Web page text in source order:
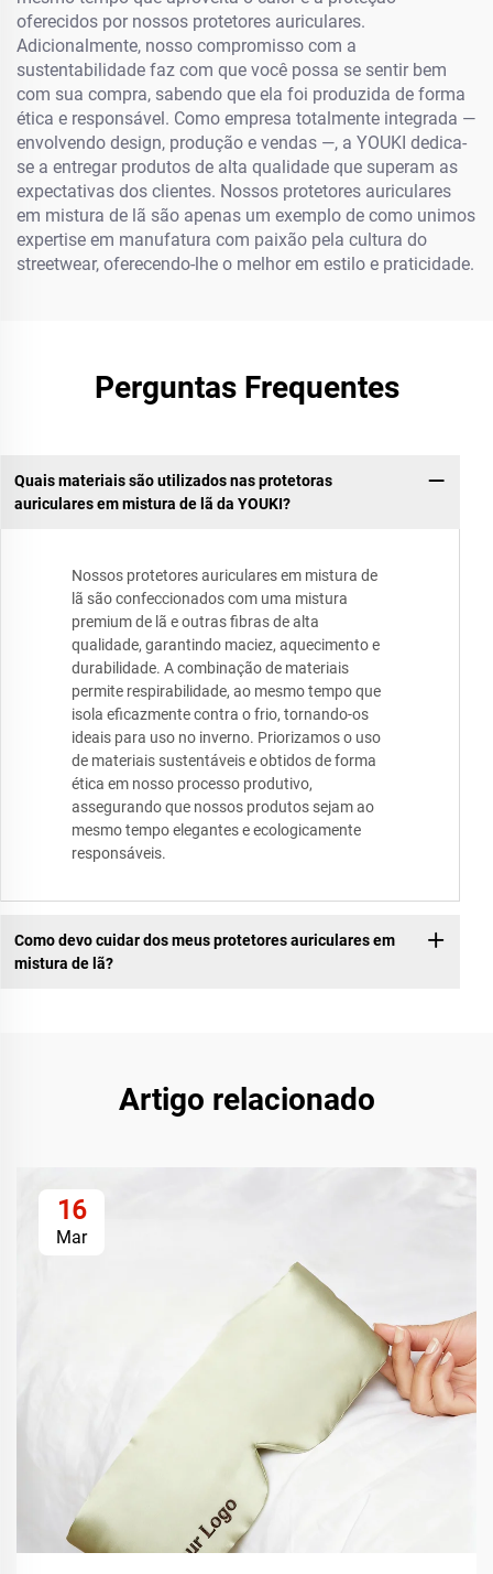
oferecidos por nossos protetores auriculares.
Adicionalmente, nosso compromisso com a
sustentabilidade faz com que você possa se sentir bem
com sua compra, sabendo que ela foi produzida de forma
ética e responsável. Como empresa totalmente integrada —
envolvendo design, produção e vendas —, a YOUKI dedica-
se a entregar produtos de alta qualidade que superam as
expectativas dos clientes. Nossos protetores auriculares
em mistura de lã são apenas um exemplo de como unimos
expertise em manufatura com paixão pela cultura do
streetwear, oferecendo-lhe o melhor em estilo e praticidade.
Perguntas Frequentes
Quais materiais são utilizados nas protetoras
auriculares em mistura de lã da YOUKI?
Nossos protetores auriculares em mistura de
lã são confeccionados com uma mistura
premium de lã e outras fibras de alta
qualidade, garantindo maciez, aquecimento e
durabilidade. A combinação de materiais
permite respirabilidade, ao mesmo tempo que
isola eficazmente contra o frio, tornando-os
ideais para uso no inverno. Priorizamos o uso
de materiais sustentáveis e obtidos de forma
ética em nosso processo produtivo,
assegurando que nossos produtos sejam ao
mesmo tempo elegantes e ecologicamente
responsáveis.
Como devo cuidar dos meus protetores auriculares em
mistura de lã?
Artigo relacionado
16
Mar